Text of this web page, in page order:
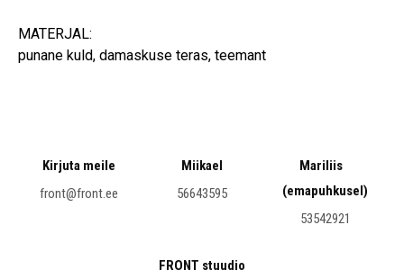
MATERJAL:
punane kuld, damaskuse teras, teemant
FRONT stuudio
Kirjuta meile
front@front.ee
Miikael
56643595
Mariliis
(emapuhkusel)
53542921